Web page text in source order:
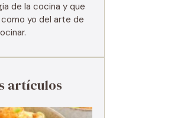
de la cocina y que
yo del arte de
artículos